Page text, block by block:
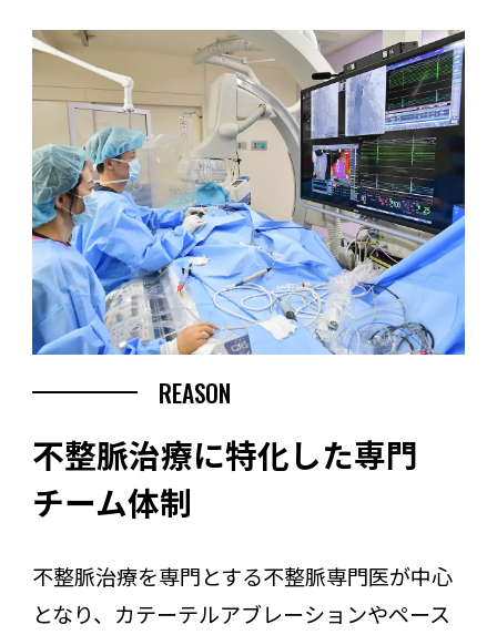
REASON
不整脈治療に特化した専門
チーム体制
不整脈治療を専門とする不整脈専門医が中心
となり、カテーテルアブレーションやペース